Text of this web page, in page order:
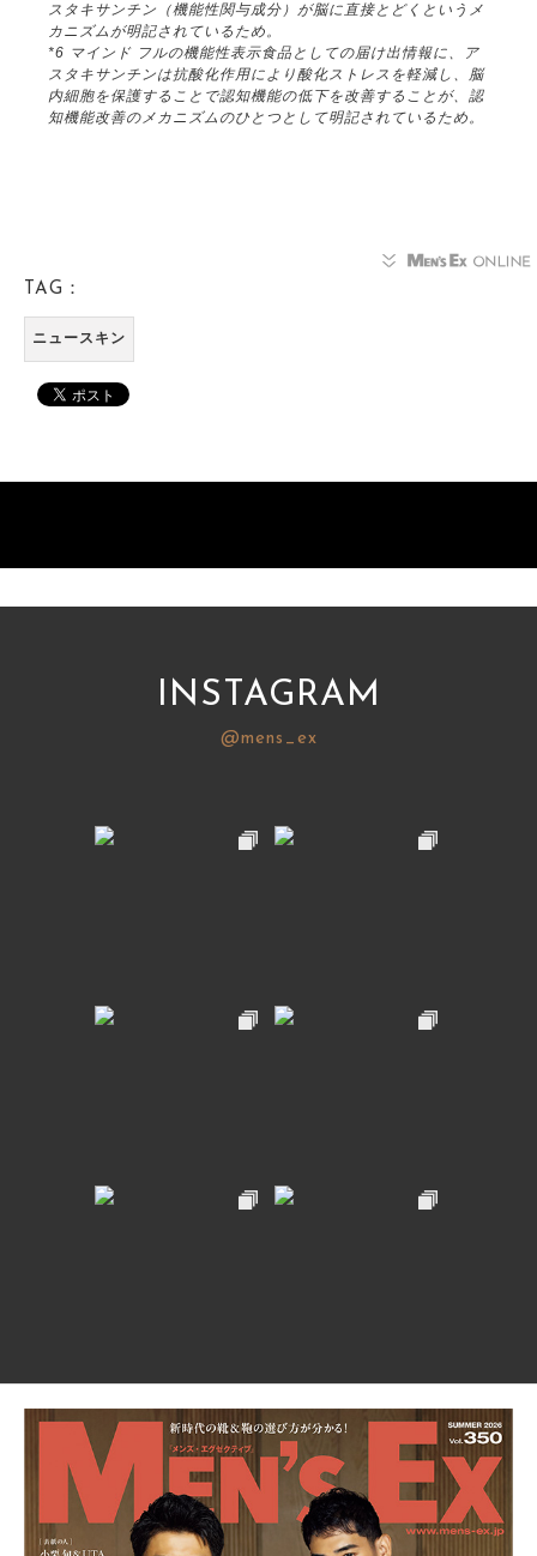
スタキサンチン（機能性関与成分）が脳に直接とどくというメ
カニズムが明記されているため。
*6 マインド フルの機能性表示食品としての届け出情報に、ア
スタキサンチンは抗酸化作用により酸化ストレスを軽減し、脳
内細胞を保護することで認知機能の低下を改善することが、認
知機能改善のメカニズムのひとつとして明記されているため。
TAG：
ニュースキン
INSTAGRAM
@mens_ex